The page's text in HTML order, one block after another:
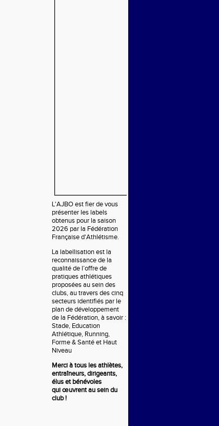
L'AJBO est fier de vous
présenter les labels
obtenus pour la saison
2026 par la Fédération
Française d'Athlétisme.
La labellisation est la
reconnaissance de la
qualité de l’offre de
pratiques athlétiques
proposées au sein des
clubs, au travers des cinq
secteurs identifiés par le
plan de développement
de la Fédération, à savoir :
Stade, Education
Athlétique, Running,
Forme & Santé et Haut
Niveau
Merci à tous les athlètes,
entraîneurs, dirigeants,
élus et bénévoles
quiœuvrentau sein du
club !